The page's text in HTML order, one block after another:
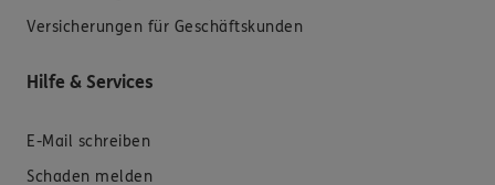
Versicherungen für Geschäftskunden
Hilfe & Services
E-Mail schreiben
Schaden melden